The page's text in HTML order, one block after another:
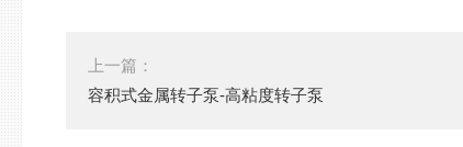
上一篇：
容积式金属转子泵-高粘度转子泵